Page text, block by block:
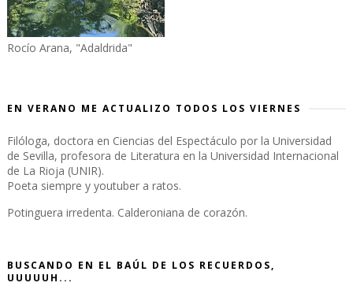
Rocío Arana, "Adaldrida"
EN VERANO ME ACTUALIZO TODOS LOS VIERNES
Filóloga, doctora en Ciencias del Espectáculo por la Universidad
de Sevilla, profesora de Literatura en la Universidad Internacional
de La Rioja (UNIR).
Poeta siempre y youtuber a ratos.
Potinguera irredenta. Calderoniana de corazón.
BUSCANDO EN EL BAÚL DE LOS RECUERDOS,
UUUUUH...